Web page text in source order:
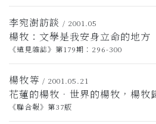
李宛澍訪談 / 2001.05
楊牧：文學是我安身立命的地方
《遠見雜誌》第179期：296-300
楊牧等 / 2001.05.21
花蓮的楊牧．世界的楊牧，楊牧
《聯合報》第37版